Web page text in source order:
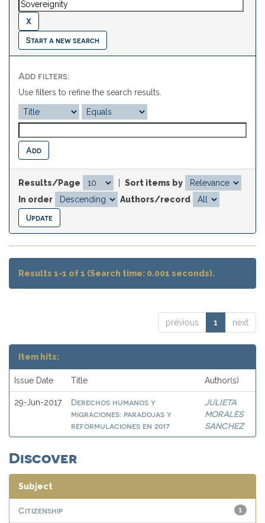
Start a new search
Add filters:
Use filters to refine the search results.
Results/Page
Sort items by
In order
Authors/record
Results 1-1 of 1 (Search time: 0.001 seconds).
previous 1 next
Item hits:
Issue Date Title Author(s)
29-Jun-2017
Derechos humanos y
migraciones: paradojas y
reformulaciones en 2017
JULIETA
MORALES
SANCHEZ
Discover
Subject
1
Citizenship